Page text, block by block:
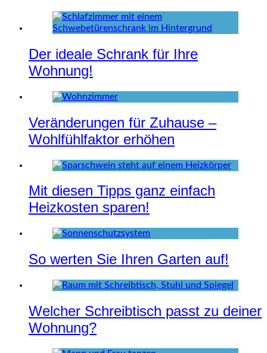
Der ideale Schrank für Ihre
Wohnung!
Veränderungen für Zuhause –
Wohlfühlfaktor erhöhen
Mit diesen Tipps ganz einfach
Heizkosten sparen!
So werten Sie Ihren Garten auf!
Welcher Schreibtisch passt zu deiner
Wohnung?